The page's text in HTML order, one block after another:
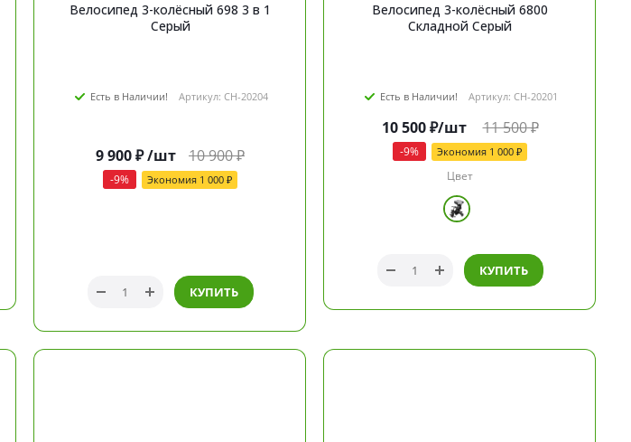
Велосипед 3-колёсный 698 3 в 1
Серый
Есть в Наличии! Артикул: CH-20204
9 900₽/шт 10 900₽
-9% Экономия 1 000₽
КУПИТЬ
Велосипед 3-колёсный 6800
Складной Серый
Есть в Наличии! Артикул: CH-20201
10 500₽/шт 11 500₽
-9% Экономия 1 000₽
Цвет
КУПИТЬ